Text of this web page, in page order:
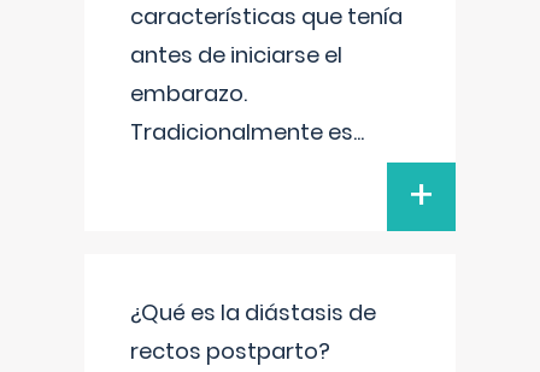
características que tenía
antes de iniciarse el
embarazo.
Tradicionalmente es...
+
¿Qué es la diástasis de
rectos postparto?